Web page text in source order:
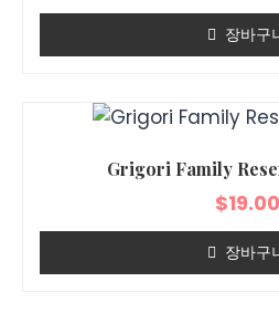
장바구
Grigori Family
$19.00
장바구